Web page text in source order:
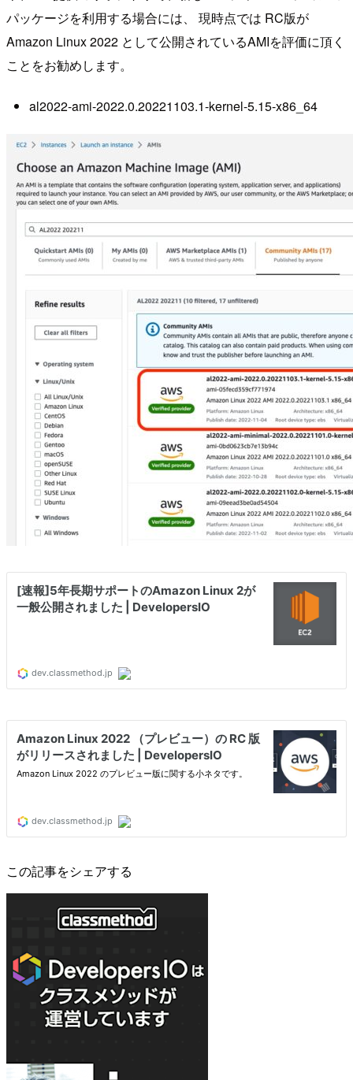
パッケージを利用する場合には、 現時点では RC版が
Amazon Linux 2022 として公開されているAMIを評価に頂く
ことをお勧めします。
al2022-ami-2022.0.20221103.1-kernel-5.15-x86_64
この記事をシェアする